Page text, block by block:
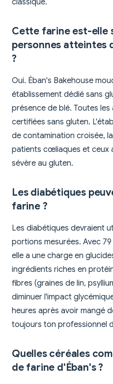
classique.
Cette farine est-elle
personnes atteintes
?
Oui. Éban's Bakehouse
établissement dédié sans
présence de blé. Toutes
certifiées sans gluten.
de contamination croisée,
patients cœliaques et ceux
sévère au gluten.
Les diabétiques
farine ?
Les diabétiques devraient
portions mesurées. Avec
elle a une charge en
ingrédients riches en
fibres (graines de lin,
diminuer l'impact
heures après avoir mangé
toujours ton professionnel
Quelles céréales
de farine d'Éban's ?